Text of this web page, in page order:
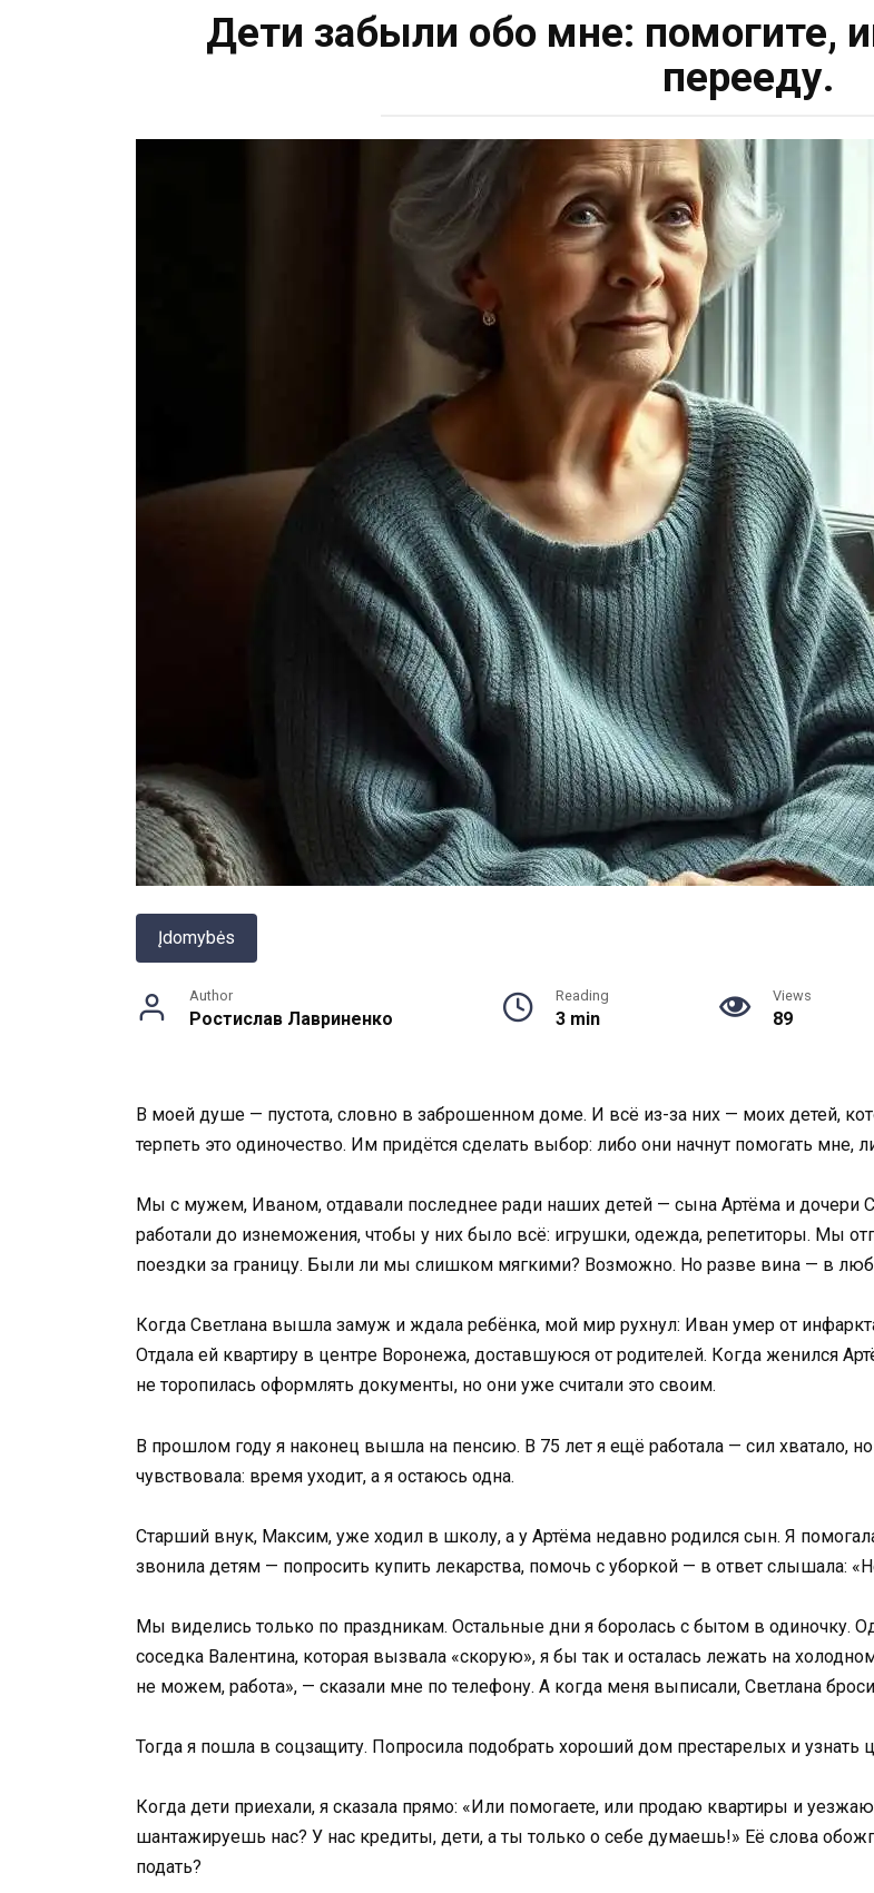
Дети забыли обо мне: помогите,
перееду.
Įdomybės
Author
Ростислав Лавриненко
Reading
3 min
Views
89
В моей душе — пустота, словно в заброшенном доме. И всё из-за них — моих детей,
терпеть это одиночество. Им придётся сделать выбор: либо они начнут помогать мне,
Мы с мужем, Иваном, отдавали последнее ради наших детей — сына Артёма и
работали до изнеможения, чтобы у них было всё: игрушки, одежда, репетиторы. Мы
поездки за границу. Были ли мы слишком мягкими? Возможно. Но разве вина — в
Когда Светлана вышла замуж и ждала ребёнка, мой мир рухнул: Иван умер от
Отдала ей квартиру в центре Воронежа, доставшуюся от родителей. Когда женился
не торопилась оформлять документы, но они уже считали это своим.
В прошлом году я наконец вышла на пенсию. В 75 лет я ещё работала — сил хватало,
чувствовала: время уходит, а я остаюсь одна.
Старший внук, Максим, уже ходил в школу, а у Артёма недавно родился сын. Я
звонила детям — попросить купить лекарства, помочь с уборкой — в ответ слышала:
Мы виделись только по праздникам. Остальные дни я боролась с бытом в одиночку.
соседка Валентина, которая вызвала «скорую», я бы так и осталась лежать на
не можем, работа», — сказали мне по телефону. А когда меня выписали, Светлана
Тогда я пошла в соцзащиту. Попросила подобрать хороший дом престарелых и узнать
Когда дети приехали, я сказала прямо: «Или помогаете, или продаю квартиры и
шантажируешь нас? У нас кредиты, дети, а ты только о себе думаешь!» Её слова
подать?